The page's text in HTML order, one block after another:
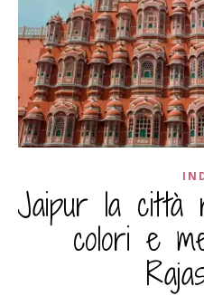
Jaipur la città
colori e